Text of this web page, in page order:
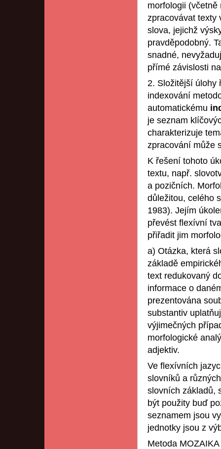
morfologii
zpracovávat texty
slova, jejichž
pravděpodobný.
snadné,
přímé závislosti
2. Složitější úlohy
indexování
automatickému
je seznam
charakterizuje
zpracování může
K řešení tohoto
textu, např.
a pozičních.
důležitou, celého
1983). Jejím
převést flexívní
přiřadit jim
a) Otázka, která
základě
text redukovaný
informace o
prezentována
substantiv
výjimečných
morfologické
adjektiv.
Ve flexívních
slovníků a
slovních základů,
být použity buď
seznamem jsou
jednotky jsou z
Metoda